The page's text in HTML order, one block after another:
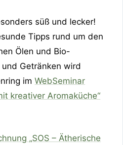
süß und lecker!
Tipps rund um den
Ölen und Bio-
Getränken wird
imWebSeminar
kreativer Aromaküche“
„SOS – Ätherische